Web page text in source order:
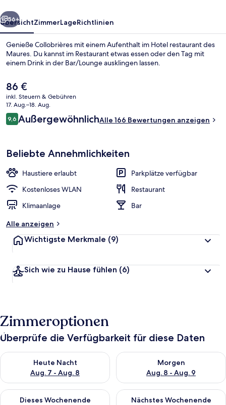
Weiter
56+
ÜbersichtZimmerLageRichtlinien
Genieße Collobrières mit einem Aufenthalt im Hotel restaurant des
Maures. Du kannst im Restaurant etwas essen oder den Tag mit
einem Drink in der Bar/Lounge ausklingen lassen.
Der
aktuelle
Preis
beträgt
86 €.
86 €
inkl. Steuern & Gebühren
17. Aug.–18. Aug.
Bewertungen
9,69,6 von 10.
AußergewöhnlichAlle 166 Bewertungen anzeigen
Beliebte Annehmlichkeiten
Haustiere erlaubt
Parkplätze verfügbar
Kostenloses WLAN
Restaurant
Klimaanlage
Bar
Alle anzeigen
Wichtigste Merkmale (9)
Sich wie zu Hause fühlen (6)
Zimmeroptionen
Überprüfe die Verfügbarkeit für diese Daten
Heute Nacht
Aug. 7 - Aug. 8
Überprüfe die Verfügbarkeit für heute Nacht, Aug. 7 - Aug. 8.
Morgen
Aug. 8 - Aug. 9
Überprüfe die Verfügbarkeit
Dieses Wochenende
Überprüfe die Verfügbarkeit für dieses Wochenende, Aug. 7
Nächstes Wochenende
Überprüfe die Verfügbarkeit